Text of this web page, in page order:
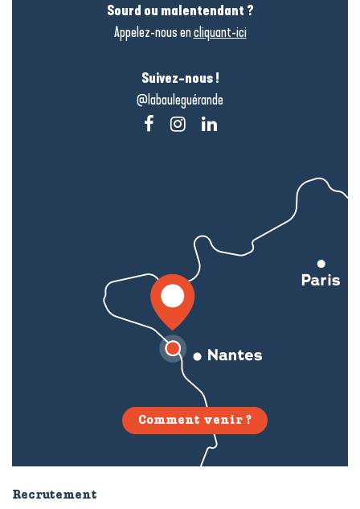
Sourd ou malentendant ?
Appelez-nous encliquant-ici
Suivez-nous !
@labauleguérande
Comment venir ?
Recrutement